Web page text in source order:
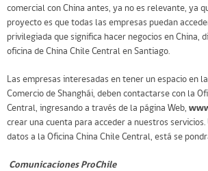
comercial con China antes, ya no es relevante, ya
proyecto es que todas las empresas puedan
privilegiada que significa hacer negocios en China,
oficina de China Chile Central en Santiago.
Las empresas interesadas en tener un espacio en
Comercio de Shanghái, deben contactarse con la
Central, ingresando a través de la página Web,
crear una cuenta para acceder a nuestros servicios.
datos a la Oficina China Chile Central, está se
Comunicaciones ProChile